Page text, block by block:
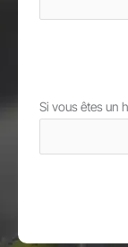
Si vous êtes un